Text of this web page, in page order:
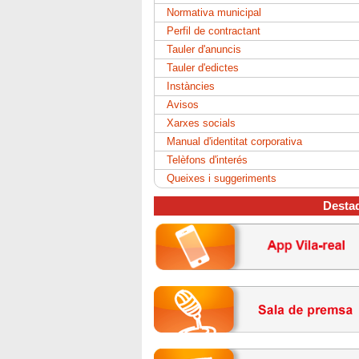
Normativa municipal
Perfil de contractant
Tauler d'anuncis
Tauler d'edictes
Instàncies
Avisos
Xarxes socials
Manual d'identitat corporativa
Telèfons d'interés
Queixes i suggeriments